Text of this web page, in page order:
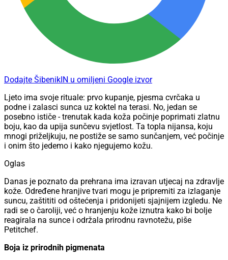
Dodajte ŠibenikIN u omiljeni Google izvor
Ljeto ima svoje rituale: prvo kupanje, pjesma cvrčaka u
podne i zalasci sunca uz koktel na terasi. No, jedan se
posebno ističe - trenutak kada koža počinje poprimati zlatnu
boju, kao da upija sunčevu svjetlost. Ta topla nijansa, koju
mnogi priželjkuju, ne postiže se samo sunčanjem, već počinje
i onim što jedemo i kako njegujemo kožu.
Oglas
Danas je poznato da prehrana ima izravan utjecaj na zdravlje
kože. Određene hranjive tvari mogu je pripremiti za izlaganje
suncu, zaštititi od oštećenja i pridonijeti sjajnijem izgledu. Ne
radi se o čaroliji, već o hranjenju kože iznutra kako bi bolje
reagirala na sunce i održala prirodnu ravnotežu, piše
Petitchef.
Boja iz prirodnih pigmenata